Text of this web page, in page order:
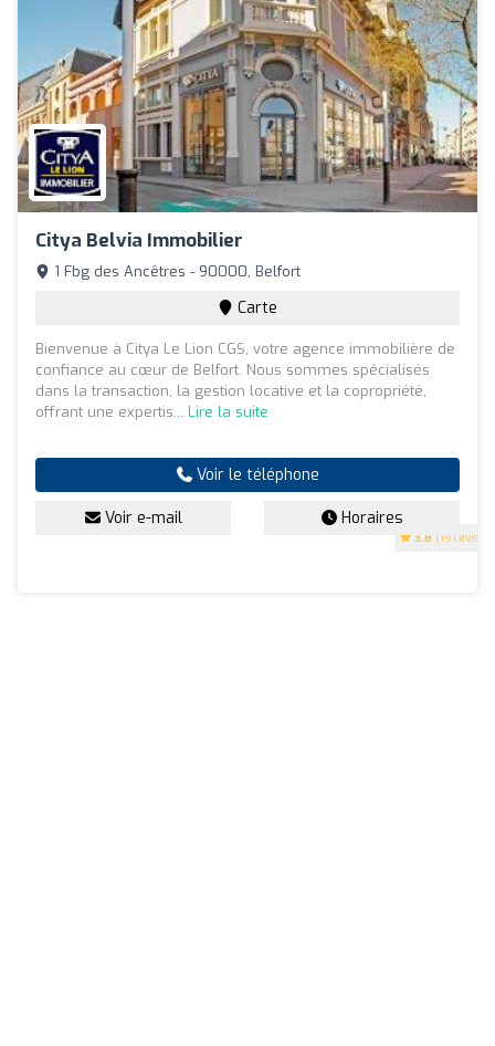
Citya Belvia Immobilier
3.8 (191 avis)
1 Fbg des Ancêtres - 90000, Belfort
Carte
Bienvenue à Citya Le Lion CGS, votre agence immobilière de
confiance au cœur de Belfort. Nous sommes spécialisés
dans la transaction, la gestion locative et la copropriété,
offrant une expertis... Lire la suite
Voir le téléphone
Voir e-mail Horaires